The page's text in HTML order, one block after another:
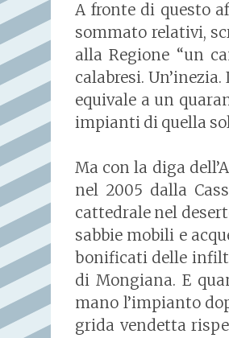
A fronte di questo
sommato relativi,
alla Regione “un
calabresi.
equivale a un
impianti di quella
Ma con la diga
nel 2005 dalla
cattedrale nel
sabbie mobili e
bonificati delle
di Mongiana. E
mano l’impianto
grida vendetta